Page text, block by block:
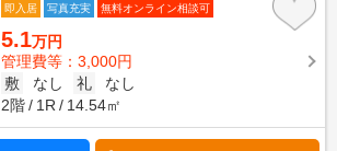
即入居 写真充実 無料オンライン相談可
5.1万円
管理費等：3,000円
敷
なし 礼
なし
2階
1R 14.54㎡